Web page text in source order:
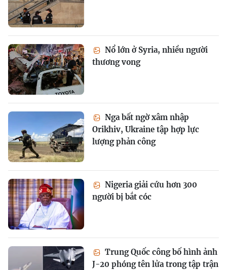
Nổ lớn ở Syria, nhiều người
thương vong
Nga bất ngờ xâm nhập
Orikhiv, Ukraine tập hợp lực
lượng phản công
Nigeria giải cứu hơn 300
người bị bắt cóc
Trung Quốc công bố hình ảnh
J-20 phóng tên lửa trong tập trận